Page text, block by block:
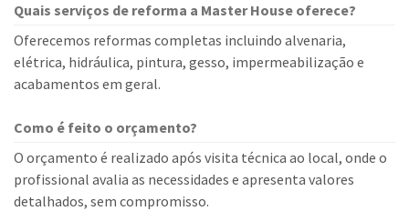
Quais serviços de reforma a Master House oferece?
Oferecemos reformas completas incluindo alvenaria,
elétrica, hidráulica, pintura, gesso, impermeabilização e
acabamentos em geral.
Como é feito o orçamento?
O orçamento é realizado após visita técnica ao local, onde o
profissional avalia as necessidades e apresenta valores
detalhados, sem compromisso.